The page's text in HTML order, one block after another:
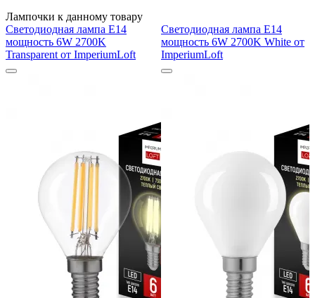
Лампочки к данному товару
Светодиодная лампа E14
мощность 6W 2700K
Transparent от ImperiumLoft
Светодиодная лампа E14
мощность 6W 2700K White от
ImperiumLoft